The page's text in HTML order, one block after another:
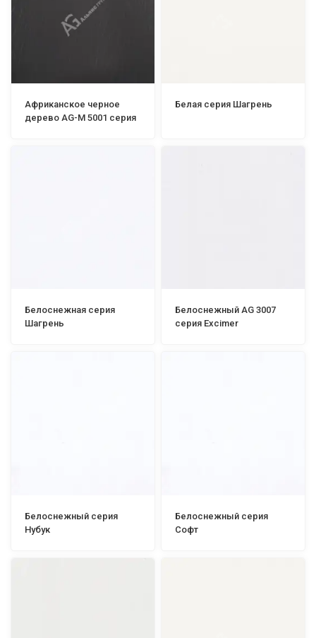
Африканское черное
дерево AG-М 5001 серия
Белая серия Шагрень
Белоснежная серия
Шагрень
Белоснежный AG 3007
серия Excimer
Белоснежный серия
Нубук
Белоснежный серия
Софт